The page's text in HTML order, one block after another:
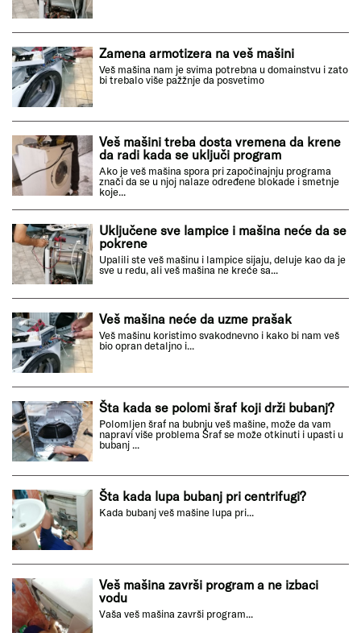
Zamena armotizera na veš mašini
Veš mašina nam je svima potrebna u domainstvu i zato
bi trebalo više pažžnje da posvetimo
Veš mašini treba dosta vremena da krene
da radi kada se uključi program
Ako je veš mašina spora pri započinajnju programa
znači da se u njoj nalaze određene blokade i smetnje
koje...
Uključene sve lampice i mašina neće da se
pokrene
Upalili ste veš mašinu i lampice sijaju, deluje kao da je
sve u redu, ali veš mašina ne kreće sa...
Veš mašina neće da uzme prašak
Veš mašinu koristimo svakodnevno i kako bi nam veš
bio opran detaljno i...
Šta kada se polomi šraf koji drži bubanj?
Polomljen šraf na bubnju veš mašine, može da vam
napravi više problema Šraf se može otkinuti i upasti u
bubanj ...
Šta kada lupa bubanj pri centrifugi?
Kada bubanj veš mašine lupa pri...
Veš mašina završi program a ne izbaci
vodu
Vaša veš mašina završi program...